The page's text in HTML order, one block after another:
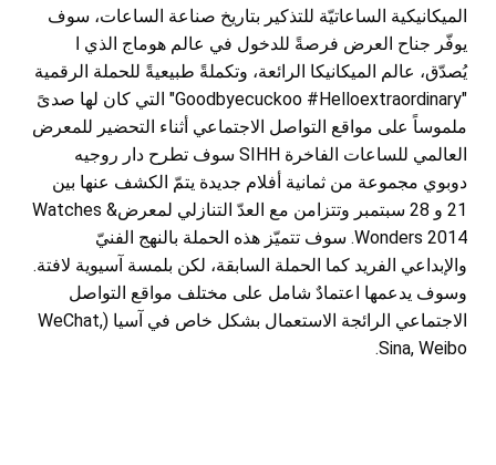
الميكانيكية الساعاتيّة للتذكير بتاريخ صناعة الساعات، سوف
يوفّر جناح العرض فرصةً للدخول في عالم هوماج الذي ا
يُصدّق، عالم الميكانيكا الرائعة، وتكملةً طبيعيةً للحملة الرقمية
"Goodbyecuckoo #Helloextraordinary" التي كان لها صدىً
ملموساً على مواقع التواصل الاجتماعي أثناء التحضير للمعرض
العالمي للساعات الفاخرة SIHH سوف تطرح دار روجيه
دوبوي مجموعة من ثمانية أفلام جديدة يتمّ الكشف عنها بين
21 و 28 سبتمبر وتتزامن مع العدّ التنازلي لمعرضWatches &
Wonders 2014. سوف تتميّز هذه الحملة بالنهج الفنيّ
والإبداعي الفريد كما الحملة السابقة، لكن بلمسة آسيوية لافتة.
وسوف يدعمها اعتمادٌ شامل على مختلف مواقع التواصل
الاجتماعي الرائجة الاستعمال بشكل خاص في آسيا (WeChat,
Sina, Weibo.